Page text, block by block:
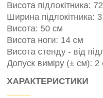
Висота підлокітника:
Ширина підлокітника:
Висота: 50 см
Висота ноги: 14 см
Висота стенду - від
Допуск виміру (± см): 2
ХАРАКТЕРИСТИКИ